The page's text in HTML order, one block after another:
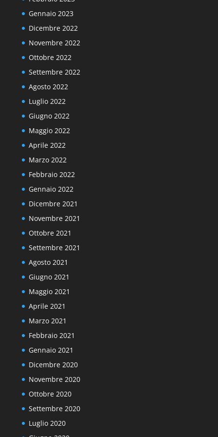
Gennaio 2023
Dicembre 2022
Novembre 2022
Ottobre 2022
Settembre 2022
Agosto 2022
Luglio 2022
Giugno 2022
Maggio 2022
Aprile 2022
Marzo 2022
Febbraio 2022
Gennaio 2022
Dicembre 2021
Novembre 2021
Ottobre 2021
Settembre 2021
Agosto 2021
Giugno 2021
Maggio 2021
Aprile 2021
Marzo 2021
Febbraio 2021
Gennaio 2021
Dicembre 2020
Novembre 2020
Ottobre 2020
Settembre 2020
Luglio 2020